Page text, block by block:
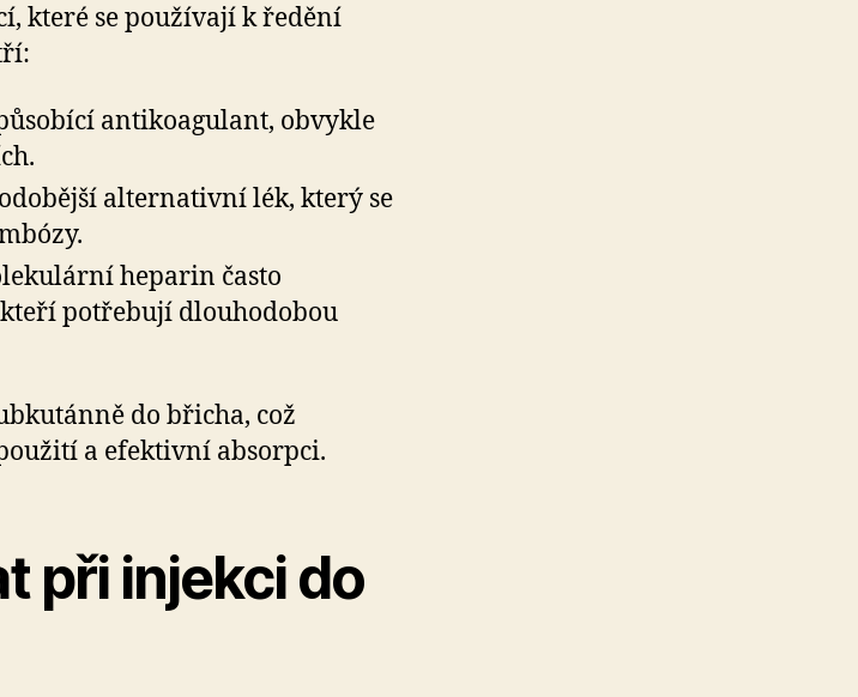
které se používají k ředění
antikoagulant, obvykle
alternativní lék, který se
heparin často
potřebují dlouhodobou
do břicha, což
a efektivní absorpci.
při injekci do